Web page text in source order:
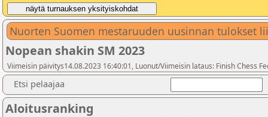
Nuorten Suomen mestaruuden uusinnan tulokset
Nopean shakin SM 2023
Viimeisin päivitys14.08.2023 16:40:01, Luonut/Viimeisin lataus: Finish Chess
Etsi pelaajaa
Aloitusranking